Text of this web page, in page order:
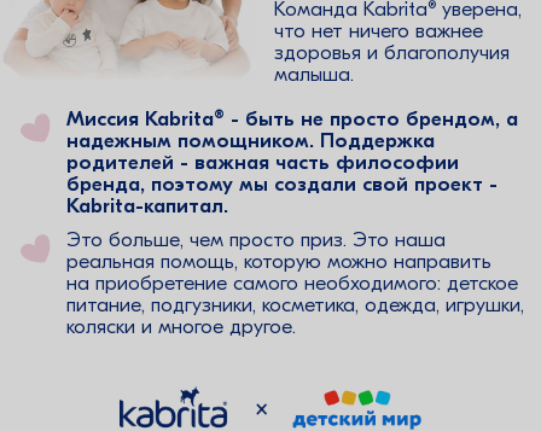
Команда Kabrita® уверена,
что нет ничего важнее
здоровья и благополучия
малыша.
Миссия Kabrita® - быть не просто брендом, а
надежным помощником. Поддержка
родителей - важная часть философии
бренда, поэтому мы создали свой проект -
Kabrita-капитал.
Это больше, чем просто приз. Это наша
реальная помощь, которую можно направить
на приобретение самого необходимого: детское
питание, подгузники, косметика, одежда, игрушки,
коляски и многое другое.